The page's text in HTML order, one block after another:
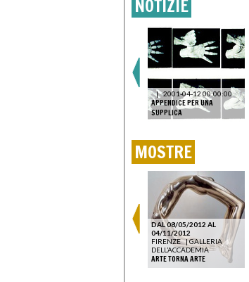
NOTIZIE
| 2001-04-12 00:00:00
APPENDICE PER UNA
SUPPLICA
MOSTRE
DAL 08/05/2012 AL
04/11/2012
FIRENZE |GALLERIA
DELL’ACCADEMIA
ARTE TORNA ARTE